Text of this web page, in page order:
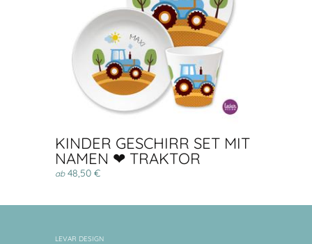
KINDER GESCHIRR SET MIT
NAMEN ❤ TRAKTOR
ab48,50 €
LEVAR DESIGN